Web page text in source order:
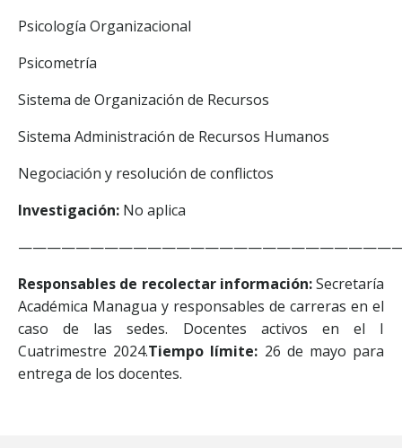
Psicología Organizacional
Psicometría
Sistema de Organización de Recursos
Sistema Administración de Recursos Humanos
Negociación y resolución de conflictos
Investigación: No aplica
Responsables de recolectar información:Secretaría
Académica Managua y responsables de carreras en el
caso de las sedes. Docentes activos en el I
Cuatrimestre 2024.Tiempo límite: 26 de mayo para
entrega de los docentes.